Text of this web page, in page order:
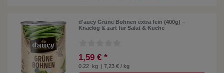
d'aucy Grüne Bohnen extra fein (400g) –
Knackig & zart für Salat & Küche
1,59 € *
0.22 kg | 7,23 € / kg